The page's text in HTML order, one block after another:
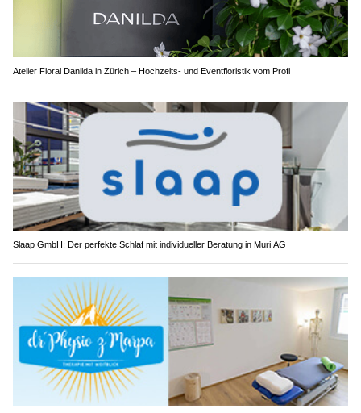
Atelier Floral Danilda in Zürich – Hochzeits- und Eventfloristik vom Profi
Slaap GmbH: Der perfekte Schlaf mit individueller Beratung in Muri AG